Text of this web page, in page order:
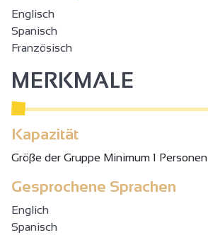
Englisch
Spanisch
Französisch
MERKMALE
Kapazität
Gröβe der Gruppe Minimum 1 Personen
Gesprochene Sprachen
Englich
Spanisch